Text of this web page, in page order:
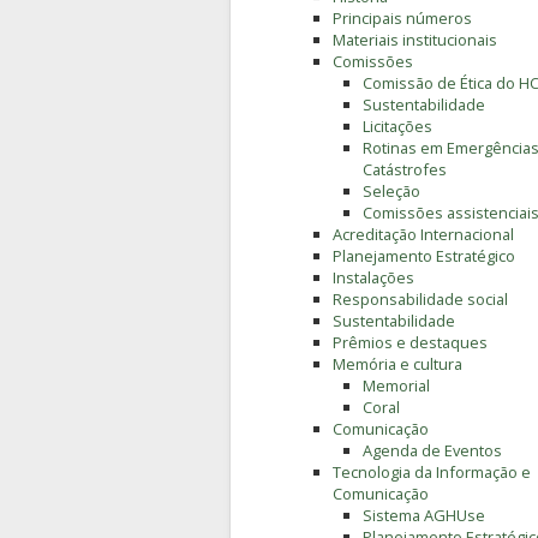
Principais números
Materiais institucionais
Comissões
Comissão de Ética do
Sustentabilidade
Licitações
Rotinas em
Catástrofes
Seleção
Comissões assistenciais
Acreditação Internacional
Planejamento Estratégico
Instalações
Responsabilidade social
Sustentabilidade
Prêmios e destaques
Memória e cultura
Memorial
Coral
Comunicação
Agenda de Eventos
Tecnologia da Informação e
Comunicação
Sistema AGHUse